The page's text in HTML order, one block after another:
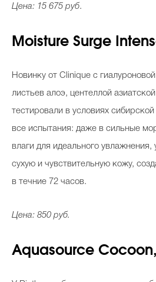
Цена: 15 675 руб.
Moisture Surge
Новинку от Clinique c
листьев алоэ, центеллой
тестировали в условиях
все испытания: даже в сильные
влаги для идеального
сухую и чувствительную кожу,
в течние 72 часов.
Цена: 850 руб.
Aquasource